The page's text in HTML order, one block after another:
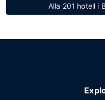
Alla 201 hotell i